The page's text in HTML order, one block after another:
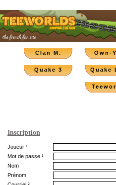
Clan M. Own-
Quake 3 Quake
Inscription
Joueur ¹
Mot de passe ¹
Nom
Prénom